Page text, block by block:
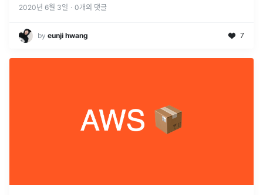
2020년 6월 3일 · 0개의 댓글
by eunji hwang 7